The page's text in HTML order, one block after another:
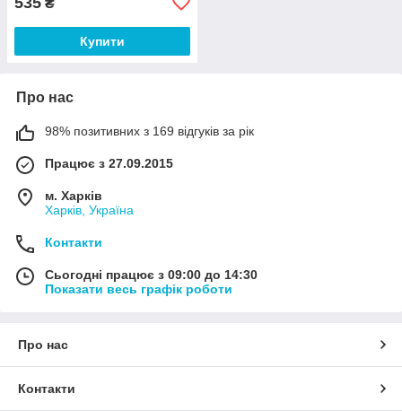
Купити
Про нас
98% позитивних з 169 відгуків за рік
Працює з 27.09.2015
м. Харків
Харків, Україна
Контакти
Сьогодні працює з 09:00 до 14:30
Показати весь графік роботи
Про нас
Контакти